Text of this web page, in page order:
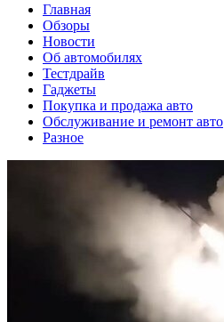
Главная
Обзоры
Новости
Об автомобилях
Тестдрайв
Гаджеты
Покупка и продажа авто
Обслуживание и ремонт авто
Разное